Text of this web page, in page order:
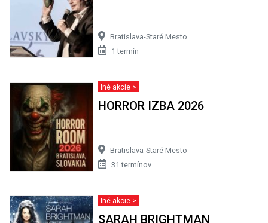
Bratislava-Staré Mesto
1 termín
Iné akcie >
HORROR IZBA 2026
Bratislava-Staré Mesto
31 termínov
Iné akcie >
SARAH BRIGHTMAN